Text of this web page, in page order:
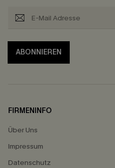
ABONNIEREN
FIRMENINFO
Über Uns
Impressum
Datenschutz